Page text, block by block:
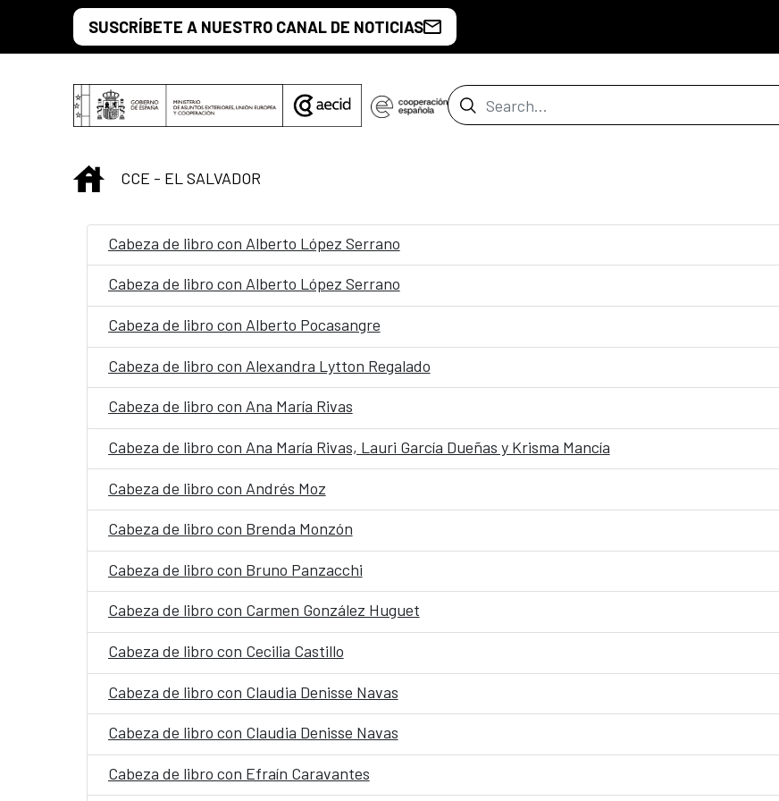
Skip to Main ContentSUSCRÍBETE A NUESTRO CANAL DE NOTICIAS
Search Bar
INICIO
CCE - EL SALVADOR
Cabeza de libro con Alberto López Serrano
Cabeza de libro con Alberto López Serrano
Cabeza de libro con Alberto Pocasangre
Cabeza de libro con Alexandra Lytton Regalado
Cabeza de libro con Ana María Rivas
Cabeza de libro con Ana María Rivas, Lauri García Dueñas y Krisma Mancía
Cabeza de libro con Andrés Moz
Cabeza de libro con Brenda Monzón
Cabeza de libro con Bruno Panzacchi
Cabeza de libro con Carmen González Huguet
Cabeza de libro con Cecilia Castillo
Cabeza de libro con Claudia Denisse Navas
Cabeza de libro con Claudia Denisse Navas
Cabeza de libro con Efraín Caravantes